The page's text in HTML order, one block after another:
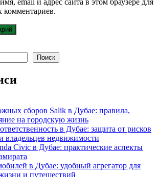
Поиск
сборов Salik в Дубае: правила,
на городскую жизнь
в Дубае: защита от рисков
владельцев недвижимости
Civic в Дубае: практические аспекты
в Дубае: удобный агрегатор для
и путешествий